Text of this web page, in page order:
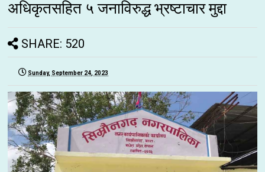
अधिकृतसहित ५ जनाविरुद्ध भ्रष्टाचार मुद्दा
SHARE: 520
Sunday, September 24, 2023